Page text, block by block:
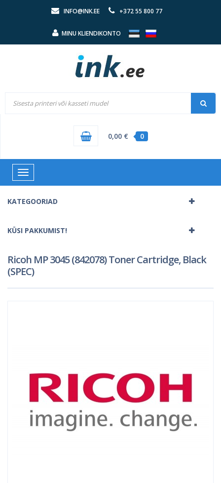
INFO@INK.EE +372 55 800 77
MINU KLIENDIKONTO
0
0,00 €
Toggle
navigation
KATEGOORIAD
KÜSI PAKKUMIST!
Ricoh MP 3045 (842078) Toner Cartridge, Black
(SPEC)